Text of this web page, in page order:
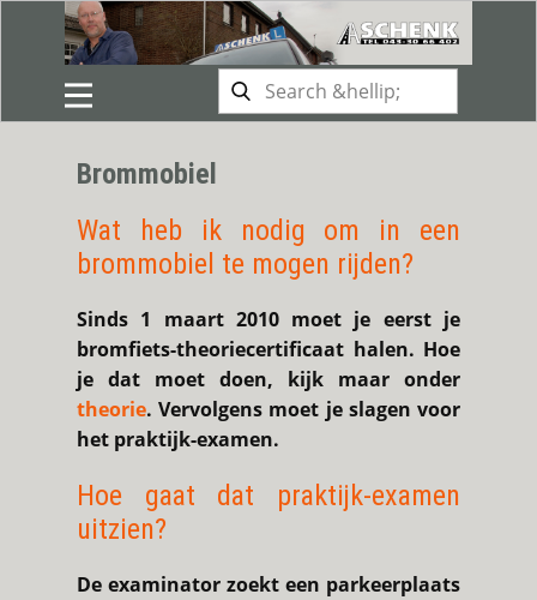
Brommobiel
Wat heb ik nodig om in een
brommobiel te mogen rijden?
Sinds 1 maart 2010 moet je eerst je
bromfiets-theoriecertificaat halen. Hoe
je dat moet doen, kijk maar onder
theorie. Vervolgens moet je slagen voor
het praktijk-examen.
Hoe gaat dat praktijk-examen
uitzien?
De examinator zoekt een parkeerplaats